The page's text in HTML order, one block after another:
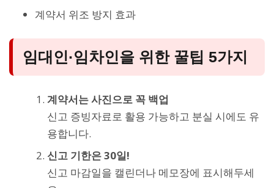
계약서 위조 방지 효과
임대인·임차인을 위한 꿀팁 5가지
계약서는 사진으로 꼭 백업
신고 증빙자료로 활용 가능하고 분실 시에도 유
용합니다.
신고 기한은 30일!
신고 마감일을 캘린더나 메모장에 표시해두세